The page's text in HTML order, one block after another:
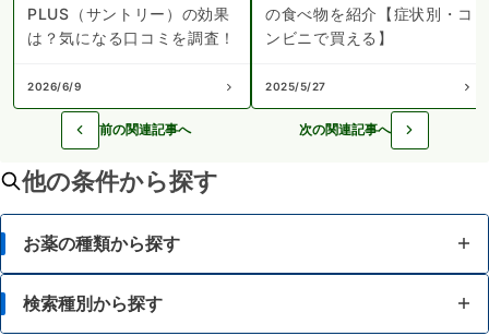
PLUS（サントリー）の効果
は？気になる口コミを調査！
2026/6/9
の食べ物を紹介【症状別・コ
ンビニで買える】
2025/5/27
前の関連記事へ 次の関連記事へ
他の条件から探す
お薬の種類から探す
かぜ薬
検索種別から探す